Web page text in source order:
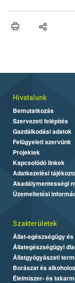
érésű szőlőkben is
felhasználók
Hivatalunk
Bemutatkozás
Szervezeti felépítés
Gazdálkodási adatok
Felügyeleti szervünk
Projektek
Kapcsolódó linkek
Adatkezelési
Akadálymentességi
Üzemeltetési
Szakterületek
Állat-egészségügy
Állategészségügyi
Állatgyógyászati
Borászat és
Élelmiszer- és